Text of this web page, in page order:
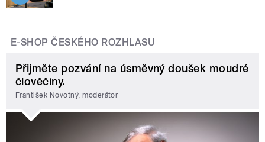
E-SHOP ČESKÉHO ROZHLASU
Přijměte pozvání na úsměvný doušek moudré
člověčiny.
František Novotný, moderátor